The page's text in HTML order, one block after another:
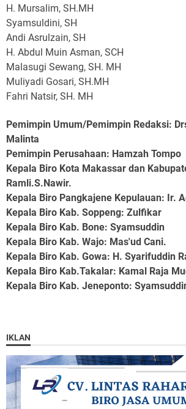
H. Mursalim, SH.MH
Syamsuldini, SH
Andi Asrulzain, SH
H. Abdul Muin Asman, SCH
Malasugi Sewang, SH. MH
Muliyadi Gosari, SH.MH
Fahri Natsir, SH. MH
Pemimpin Umum/Pemimpin Redaksi:
Malinta
Pemimpin Perusahaan: Hamzah Tompo
Kepala Biro Kota Makassar dan
Ramli.S.Nawir.
Kepala Biro Pangkajene Kepulauan: Ir.
Kepala Biro Kab. Soppeng: Zulfikar
Kepala Biro Kab. Bone: Syamsuddin
Kepala Biro Kab. Wajo: Mas'ud Cani.
Kepala Biro Kab. Gowa: H. Syarifuddin
Kepala Biro Kab.Takalar: Kamal Raja
Kepala Biro Kab. Jeneponto:
IKLAN